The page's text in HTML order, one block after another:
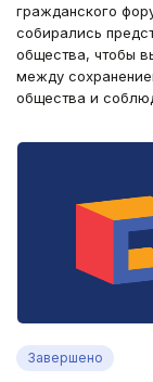
гражданского
собирались
общества, чтобы
между
общества и
Завершено